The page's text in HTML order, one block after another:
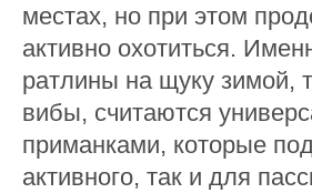
местах, но при этом
активно охотиться.
ратлины на щуку зимой,
вибы, считаются
приманками, которые
активного, так и для